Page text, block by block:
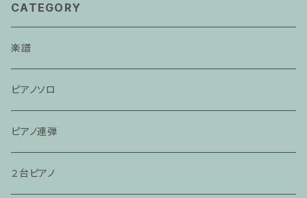
CATEGORY
楽譜
ピアノソロ
ピアノ連弾
２台ピアノ